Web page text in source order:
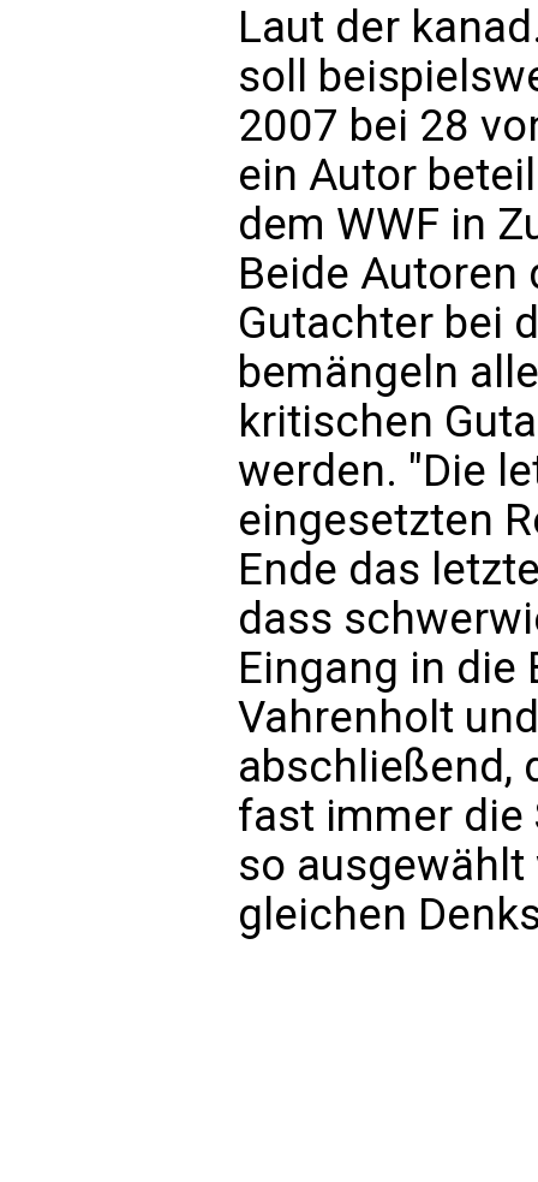
Laut der
soll
2007 bei 28
ein Autor
dem WWF in
Beide Autoren
Gutachter bei
bemängeln
kritischen
werden. "Die
eingesetzten
Ende das
dass
Eingang in
Vahrenholt
abschließend,
fast immer die
so
gleichen